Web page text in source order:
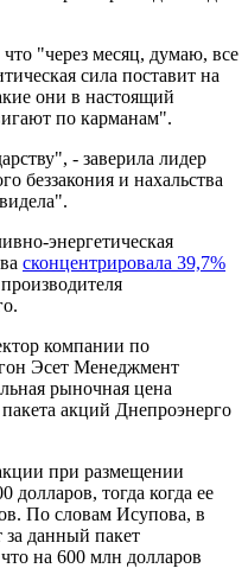
"через месяц, думаю, все
сила поставит на
они в настоящий
по карманам".
- заверила лидер
беззакония и нахальства
энергетическая
сконцентрировала 39,7%
компании по
Эсет Менеджмент
рыночная цена
акций Днепроэнерго
при размещении
долларов, тогда когда ее
По словам Исупова, в
данный пакет
на 600 млн долларов